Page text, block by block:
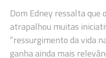
Dom Edney ressalta que
atrapalhou muitas
“ressurgimento da vida
ganha ainda mais